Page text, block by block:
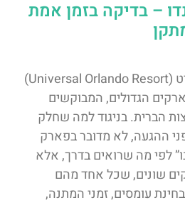
– בדיקה בזמן אמת
יוניברסל אורלנדו ריזורט (Universal Orlando Resort)
הגדולים, המבוקשים
הברית. בניגוד למה שחלק
ההגעה, לא מדובר בפארק
לפי מה שרואים בדרך, אלא
שונים, שכל אחד מהם
עומסים, זמני המתנה,